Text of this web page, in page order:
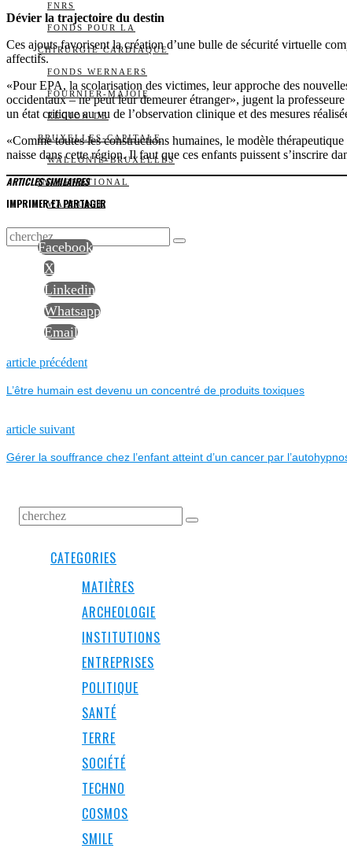
FNRS
FONDS POUR LA
CHIRURGIE CARDIAQUE
FONDS WERNAERS
FOURNIER-MAJOIE
RÉGION DE
BRUXELLES-CAPITALE
WALLONIE-BRUXELLES
INTERNATIONAL
WALLONIE
Dévier la trajectoire du destin
Ces ajouts favorisent la création d’une bulle de sécurité virtuelle
affectifs.
«Pour EPA, la scolarisation des victimes, leur approche des
occidentaux – ne peut leur demeurer étranger», jugent la
un état critique au vu de l’observation clinique et des mesures
«Comme toutes les constructions humaines, le modèle
naisse dans cette région. Il faut que ces enfants puissent s’inscrire
ARTICLES SIMILAIRES
IMPRIMER ET PARTAGER
Facebook
X
Linkedin
Whatsapp
Email
NAVIGATION
DE
L’ARTICLE
article précédentPrevious
L’être humain est devenu un concentré de produits toxiques
article suivantNext
Gérer la souffrance chez l’enfant atteint d’un cancer par
CATEGORIES
MATIÈRES
ARCHEOLOGIE
INSTITUTIONS
ENTREPRISES
POLITIQUE
SANTÉ
TERRE
SOCIÉTÉ
TECHNO
COSMOS
SMILE